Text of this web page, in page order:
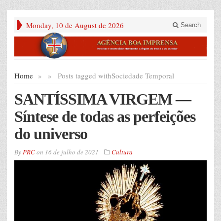
Monday, 10 de August de 2026 Search
Home » Posts tagged with
» Sociedade Temporal
SANTÍSSIMA VIRGEM —
Síntese de todas as perfeições
do universo
ByPRCon 16 de julho de 2021 Cultura